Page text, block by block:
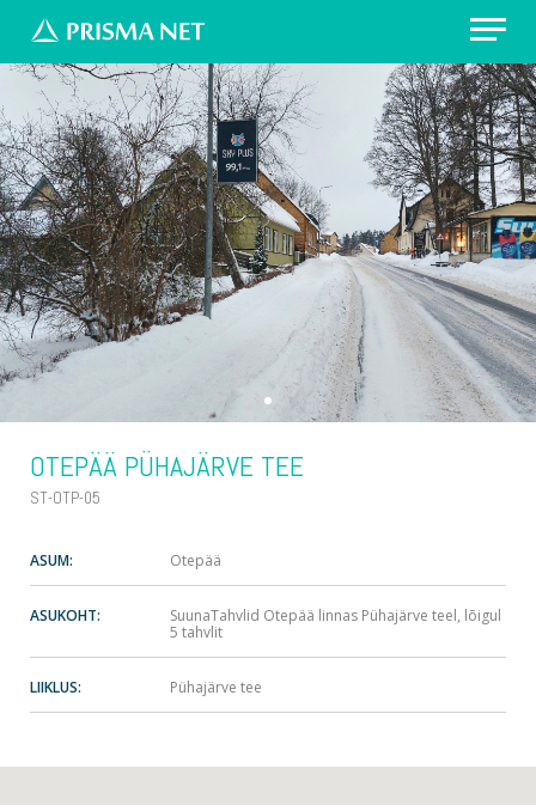
Erilahendus: värvikirevad prügikastid
Välireklaam Valimisteks
Vaata asukohti
Küsi pakkumist
OTEPÄÄ PÜHAJÄRVE TEE
ST-OTP-05
ASUM: Otepää
ASUKOHT:
SuunaTahvlid Otepää linnas Pühajärve teel, lõigul
5 tahvlit
LIIKLUS: Pühajärve tee